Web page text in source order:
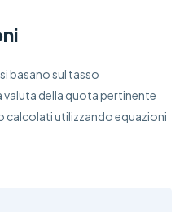
basano sul tasso
della quota pertinente
calcolati utilizzando equazioni